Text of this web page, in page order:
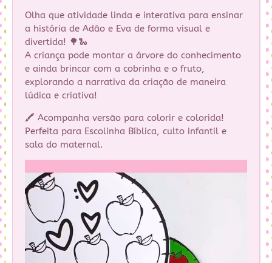
Olha que atividade linda e interativa para ensinar
a história de Adão e Eva de forma visual e
divertida! 🌳🐍
A criança pode montar a árvore do conhecimento
e ainda brincar com a cobrinha e o fruto,
explorando a narrativa da criação de maneira
lúdica e criativa!
🖍️ Acompanha versão para colorir e colorida!
Perfeita para Escolinha Bíblica, culto infantil e
sala do maternal.
de
vídeo